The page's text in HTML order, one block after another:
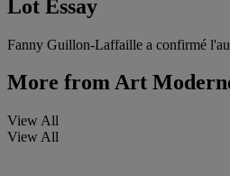
Lot Essay
Fanny Guillon-Laffaille a confirmé
More fromArt
View All
View All